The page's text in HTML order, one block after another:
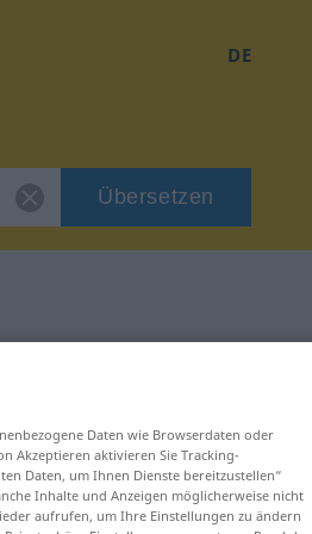
DE
Übersetzen
Daten wie Browserdaten oder
Akzeptieren aktivieren Sie Tracking-
Daten, um Ihnen Dienste bereitzustellen“
Inhalte und Anzeigen möglicherweise nicht
aufrufen, um Ihre Einstellungen zu ändern